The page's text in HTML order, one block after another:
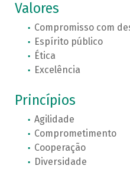
Valores
Compromisso com
Espírito público
Ética
Excelência
Princípios
Agilidade
Comprometimento
Cooperação
Diversidade